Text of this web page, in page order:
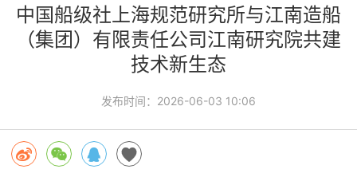
中国船级社上海规范研究所与江南造船
（集团）有限责任公司江南研究院共建
技术新生态
发布时间： 2026-06-03 10:06